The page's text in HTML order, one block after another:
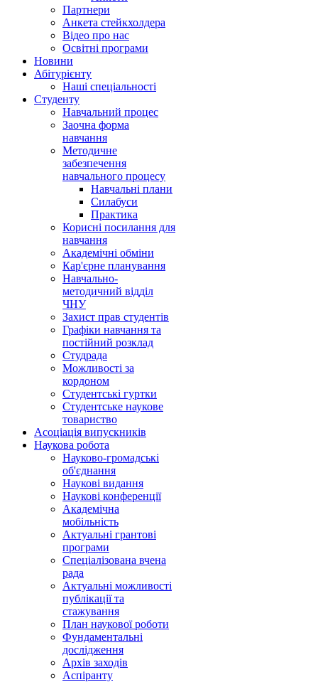
Партнери
Анкета стейкхолдера
Відео про нас
Освітні програми
Hовини
Абітурієнту
Наші спеціальності
Студенту
Навчальний процес
Заочна форма
навчання
Методичне
забезпечення
навчального процесу
Навчальні плани
Силабуси
Практика
Корисні посилання для
навчання
Академічні обміни
Кар'єрне планування
Навчально-
методичний відділ
ЧНУ
Захист прав студентів
Графіки навчання та
постійний розклад
Студрада
Можливості за
кордоном
Студентські гуртки
Студентське наукове
товариство
Асоціація випускників
Наукова робота
Науково-громадські
об'єднання
Наукові видання
Наукові конференції
Академічна
мобільність
Актуальні грантові
програми
Спеціалізована вчена
рада
Актуальні можливості
публікації та
стажування
План наукової роботи
Фундаментальні
дослідження
Архів заходів
Аспіранту